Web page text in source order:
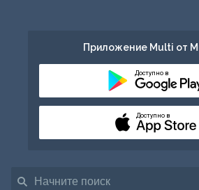
Приложение Multi от
Доступно в
Доступно в